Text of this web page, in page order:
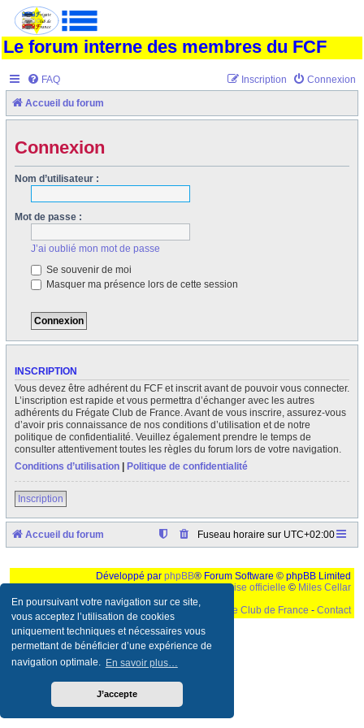
En poursuivant votre navigation sur ce site,
vous acceptez l’utilisation de cookies
uniquement techniques et nécessaires vous
permettant de bénéficier d’une expérience de
navigation optimale. En savoir plus…
J’accepte
Le forum interne des membres du FCF
FAQ Connexion
Inscription
Accueil du forum
Connexion
Nom d’utilisateur :
Mot de passe :
J’ai oublié mon mot de passe
Se souvenir de moi
Masquer ma présence lors de cette session
INSCRIPTION
Vous devez être adhérent du FCF et inscrit avant de pouvoir vous connecter.
L’inscription est rapide et vous permettra d’échanger avec les autres
adhérents du Frégate Club de France. Avant de vous inscrire, assurez-vous
d’avoir pris connaissance de nos conditions d’utilisation et de notre
politique de confidentialité. Veuillez également prendre le temps de
consulter attentivement toutes les règles du forum lors de votre navigation.
Conditions d’utilisation
Politique de confidentialité
Inscription
Accueil du forum Fuseau horaire sur UTC+02:00
Développé par phpBB® Forum Software © phpBB Limited
Traduction française officielle © Miles Cellar
Le Frégate Club de France - Contact
Ceci est un texte de remplissage qui n'a pour but que forcer l'elargissement de la div page...
Ben oui, quand on veut pas d'un "site optimise pour une resolution de 1024x768 et
parametres d'affichage pas defaut de votre navigateur" faut bien trouver des paliatifs !